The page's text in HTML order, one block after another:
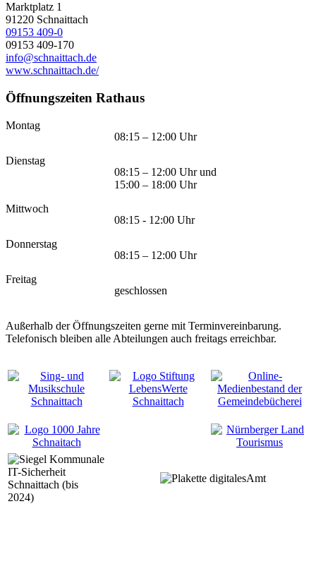
Marktplatz 1
91220 Schnaittach
09153 409-0
09153 409-170
info@schnaittach.de
www.schnaittach.de/
Öffnungszeiten Rathaus
Montag
08:15 – 12:00 Uhr
Dienstag
08:15 – 12:00 Uhr und
15:00 – 18:00 Uhr
Mittwoch
08:15 - 12:00 Uhr
Donnerstag
08:15 – 12:00 Uhr
Freitag
geschlossen
Außerhalb der Öffnungszeiten gerne mit Terminvereinbarung.
Telefonisch bleiben alle Abteilungen auch freitags erreichbar.